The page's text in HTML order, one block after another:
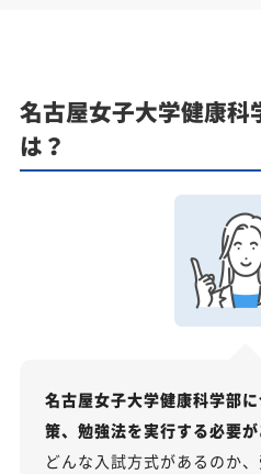
名古屋女子大学健康科
は？
名古屋女子大学健康科学部
策、勉強法を実行する必要が
どんな入試方式があるのか